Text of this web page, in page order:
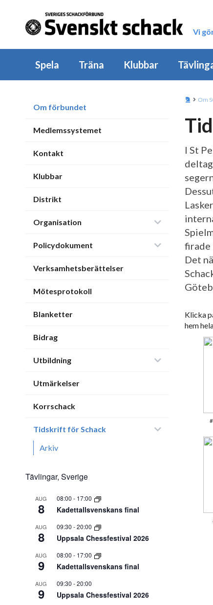
Vi
Spela Träna Klubbar
Om förbundet
Medlemssystemet
Kontakt
Klubbar
Distrikt
Organisation
Policydokument
Verksamhetsberättelser
Mötesprotokoll
Blanketter
Bidrag
Utbildning
Utmärkelser
Korrschack
Tidskrift för Schack
Arkiv
Tävlingar, Sverige
AUG
8
08:00 - 17:00
Kadettallsvenskans final
AUG
8
09:30 -20:00
Uppsala Chessfestival 2026
AUG
9
08:00 - 17:00
Kadettallsvenskans final
AUG
9
09:30 -20:00
Uppsala Chessfestival 2026
Om
I St
Det
Klicka
hem